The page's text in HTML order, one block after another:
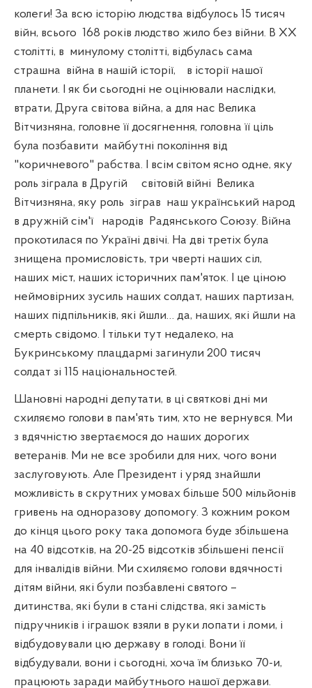
колеги! За всю історію людства відбулось 15 тисяч
війн, всього 168 років людство жило без війни. В ХХ
столітті, в минулому столітті, відбулась сама
страшна війна в нашій історії,
в історії нашої
планети. І як би сьогодні не оцінювали наслідки,
втрати, Друга світова війна, а для нас Велика
Вітчизняна, головне її досягнення, головна її ціль
була позбавити майбутні покоління від
"коричневого" рабства. І всім світом ясно одне, яку
роль зіграла в Другій
світовій війні
Велика
Вітчизняна, яку роль зіграв наш український народ
в дружній сім'ї
народів
Радянського Союзу. Війна
прокотилася по Україні двічі. На дві третіх була
знищена промисловість, три чверті наших сіл,
наших міст, наших історичних пам'яток. І це ціною
неймовірних зусиль наших солдат, наших партизан,
наших підпільників, які йшли… да, наших, які йшли на
смерть свідомо. І тільки тут недалеко, на
Букринському плацдармі загинули 200 тисяч
солдат зі 115 національностей.
Шановні народні депутати, в ці святкові дні ми
схиляємо голови в пам'ять тим, хто не вернувся. Ми
з вдячністю звертаємося до наших дорогих
ветеранів. Ми не все зробили для них, чого вони
заслуговують. Але Президент і уряд знайшли
можливість в скрутних умовах більше 500 мільйонів
гривень на одноразову допомогу. З кожним роком
до кінця цього року така допомога буде збільшена
на 40 відсотків, на 20-25 відсотків збільшені пенсії
для інвалідів війни. Ми схиляємо голови вдячності
дітям війни, які були позбавлені святого –
дитинства, які були в стані слідства, які замість
підручників і іграшок взяли в руки лопати і ломи, і
відбудовували цю державу в голоді. Вони її
відбудували, вони і сьогодні, хоча їм близько 70-и,
працюють заради майбутнього нашої держави.